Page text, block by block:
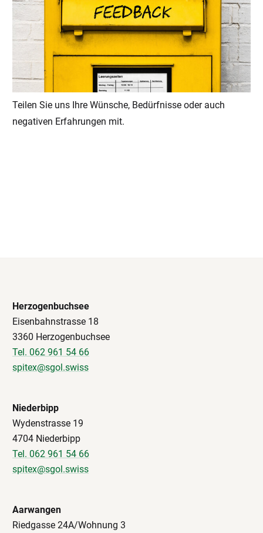
Teilen Sie uns Ihre Wünsche, Bedürfnisse oder auch
negativen Erfahrungen mit.
Herzogenbuchsee
Eisenbahnstrasse 18
3360 Herzogenbuchsee
Tel. 062 961 54 66
spitex@sgol.swiss
Niederbipp
Wydenstrasse 19
4704 Niederbipp
Tel. 062 961 54 66
spitex@sgol.swiss
Aarwangen
Riedgasse 24A/Wohnung 3